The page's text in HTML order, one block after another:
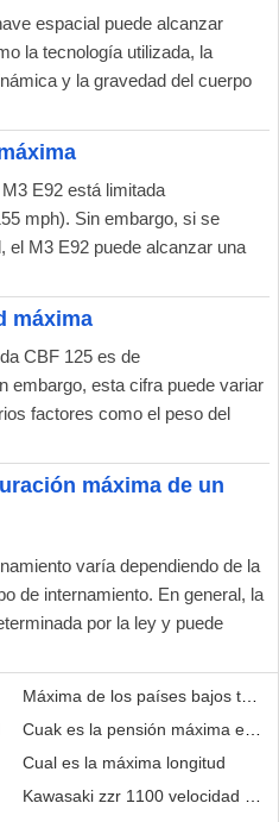
espacial puede alcanzar
la tecnología utilizada, la
y la gravedad del cuerpo
E92 está limitada
mph). Sin embargo, si se
el M3 E92 puede alcanzar una
máxima
CBF 125 es de
embargo, esta cifra puede variar
factores como el peso del
máxima de un
varía dependiendo de la
de internamiento. En general, la
por la ley y puede
paris
mma de furgoneta
Máxima de los países bajos tanga
Cuak es la pensión máxima en
Cual es la máxima longitud
Kawasaki zzr 1100 velocidad